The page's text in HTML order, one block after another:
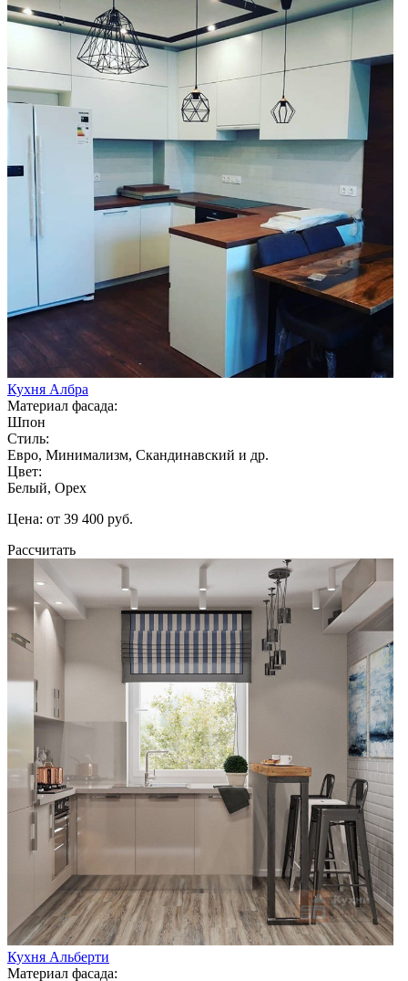
Кухня Албра
Материал фасада:
Шпон
Стиль:
Евро, Минимализм, Скандинавский и др.
Цвет:
Белый, Орех
Цена: от 39 400 руб.
Рассчитать
Кухня Альберти
Материал фасада: